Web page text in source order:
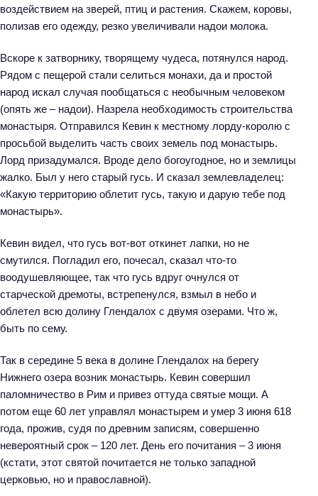
воздействием на зверей, птиц и растения. Скажем, коровы,
полизав его одежду, резко увеличивали надои молока.
Вскоре к затворнику, творящему чудеса, потянулся народ.
Рядом с пещерой стали селиться монахи, да и простой
народ искал случая пообщаться с необычным человеком
(опять же – надои). Назрела необходимость строительства
монастыря. Отправился Кевин к местному лорду-королю с
просьбой выделить часть своих земель под монастырь.
Лорд призадумался. Вроде дело богоугодное, но и землицы
жалко. Был у него старый гусь. И сказал землевладелец:
«Какую территорию облетит гусь, такую и дарую тебе под
монастырь».
Кевин видел, что гусь вот-вот откинет лапки, но не
смутился. Погладил его, почесал, сказал что-то
воодушевляющее, так что гусь вдруг очнулся от
старческой дремоты, встрепенулся, взмыл в небо и
облетел всю долину Глендалох с двумя озерами. Что ж,
быть по сему.
Так в середине 5 века в долине Глендалох на берегу
Нижнего озера возник монастырь. Кевин совершил
паломничество в Рим и привез оттуда святые мощи. А
потом еще 60 лет управлял монастырем и умер 3 июня 618
года, прожив, судя по древним записям, совершенно
невероятный срок – 120 лет. День его почитания – 3 июня
(кстати, этот святой почитается не только западной
церковью, но и православной).